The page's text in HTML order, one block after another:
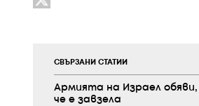
СВЪРЗАНИ СТАТИИ
Армията на Израел обяви,
че е завзела